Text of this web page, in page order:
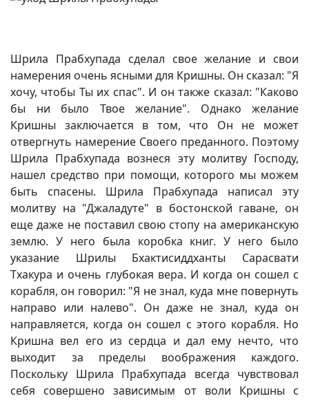
Шрила Прабхупада сделал свое желание и свои
намерения очень ясными для Кришны. Он сказал: "Я
хочу, чтобы Ты их спас". И он также сказал: "Каково
бы ни было Твое желание". Однако желание
Кришны заключается в том, что Он не может
отвергнуть намерение Своего преданного. Поэтому
Шрила Прабхупада вознеся эту молитву Господу,
нашел средство при помощи, которого мы можем
быть спасены. Шрила Прабхупада написал эту
молитву на "Джаладуте" в бостонской гаване, он
еще даже не поставил свою стопу на американскую
землю. У него была коробка книг. У него было
указание Шрилы Бхактисиддханты Сарасвати
Тхакура и очень глубокая вера. И когда он сошел с
корабля, он говорил: "Я не знал, куда мне повернуть
направо или налево". Он даже не знал, куда он
направляется, когда он сошел с этого корабля. Но
Кришна вел его из сердца и дал ему нечто, что
выходит за пределы воображения каждого.
Поскольку Шрила Прабхупада всегда чувствовал
себя совершено зависимым от воли Кришны с